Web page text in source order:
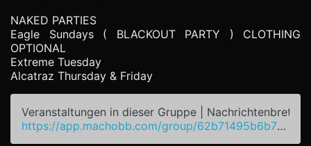
NAKED PARTIES
Eagle Sundays ( BLACKOUT PARTY ) CLOTHING
OPTIONAL
Extreme Tuesday
Alcatraz Thursday & Friday
Veranstaltungen in dieser Gruppe | Nachrichtenbrett
https://app.machobb.com/group/62b71495b6b7fa2fc118db54